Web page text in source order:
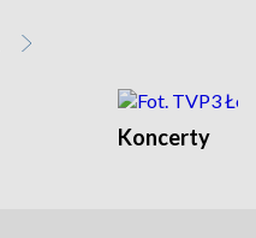
Koncerty